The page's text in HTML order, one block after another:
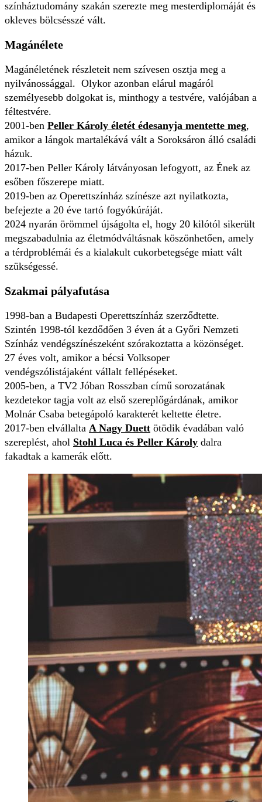
színháztudomány szakán szerezte meg mesterdiplomáját és
okleves bölcsésszé vált.
Magánélete
Magánéletének részleteit nem szívesen osztja meg a
nyilvánossággal. Olykor azonban elárul magáról
személyesebb dolgokat is, minthogy a testvére, valójában a
féltestvére.
2001-ben Peller Károly életét édesanyja mentette meg,
amikor a lángok martalékává vált a Soroksáron álló családi
házuk.
2017-ben Peller Károly látványosan lefogyott, az Ének az
esőben főszerepe miatt.
2019-ben az Operettszínház színésze azt nyilatkozta,
befejezte a 20 éve tartó fogyókúráját.
2024 nyarán örömmel újságolta el, hogy 20 kilótól sikerült
megszabadulnia az életmódváltásnak köszönhetően, amely
a térdproblémái és a kialakult cukorbetegsége miatt vált
szükségessé.
Szakmai pályafutása
1998-ban a Budapesti Operettszínház szerződtette.
Szintén 1998-tól kezdődően 3 éven át a Győri Nemzeti
Színház vendégszínészeként szórakoztatta a közönséget.
27 éves volt, amikor a bécsi Volksoper
vendégszólistájaként vállalt fellépéseket.
2005-ben, a TV2 Jóban Rosszban című sorozatának
kezdetekor tagja volt az első szereplőgárdának, amikor
Molnár Csaba betegápoló karakterét keltette életre.
2017-ben elvállalta A Nagy Duett ötödik évadában való
szereplést, ahol Stohl Luca és Peller Károly dalra
fakadtak a kamerák előtt.